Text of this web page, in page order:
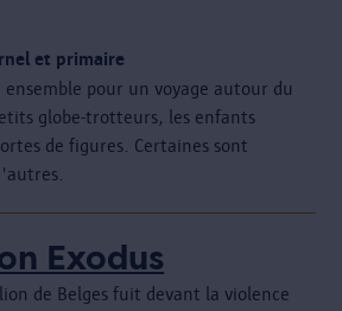
et primaire
pour un voyage autour du
globe-trotteurs, les enfants
de figures. Certaines sont
Exodus
de Belges fuit devant la violence